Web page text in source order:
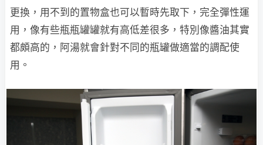
更換，用不到的置物盒也可以暫時先取下，完全彈性運
用，像有些瓶瓶罐罐就有高低差很多，特別像醬油其實
都頗高的，阿湯就會針對不同的瓶罐做適當的調配使
用。